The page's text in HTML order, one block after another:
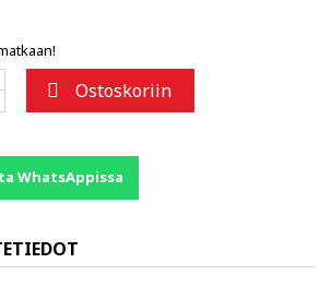
 Ostoskoriin
WhatsAppissa